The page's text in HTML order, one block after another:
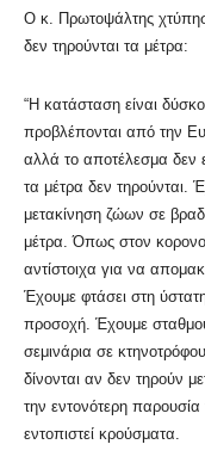
Ο κ. Πρωτοψάλτης
δεν τηρούνται τα μέτρα:
“Η κατάσταση είναι
προβλέπονται από την
αλλά το αποτέλεσμα δεν
τα μέτρα δεν τηρούνται.
μετακίνηση ζώων σε
μέτρα. Όπως στον
αντίστοιχα για να
Έχουμε φτάσει στη
προσοχή. Έχουμε
σεμινάρια σε
δίνονται αν δεν τηρούν
την εντονότερη παρουσία
εντοπιστεί κρούσματα.